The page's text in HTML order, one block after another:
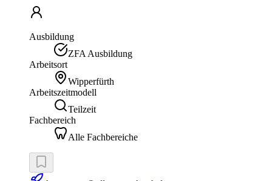
Ausbildung
ZFA Ausbildung
Arbeitsort
Wipperfürth
Arbeitszeitmodell
Teilzeit
Fachbereich
Alle Fachbereiche